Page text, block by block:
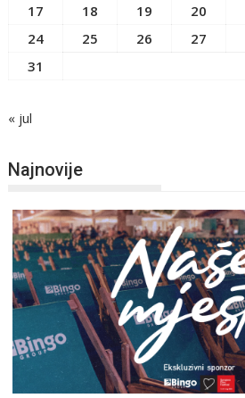
17
18 19 20
24
25 26 27
31
« jul
Najnovije